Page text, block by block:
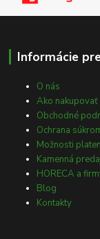
Informácie
O nás
Ako nakupovať
Obchodné
Ochrana
Možnosti
Kamenná
HORECA a
Blog
Kontakty